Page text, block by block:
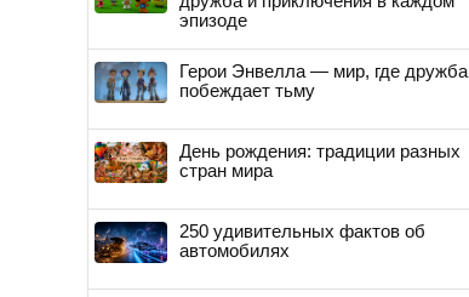
эпизоде
Герои Энвелла — мир, где дружба
побеждает тьму
День рождения: традиции разных
стран мира
250 удивительных фактов об
автомобилях